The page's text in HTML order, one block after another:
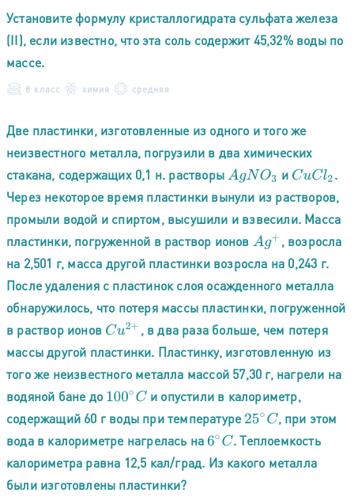
Установите формулу кристаллогидрата сульфата железа
(II), если известно, что эта соль содержит 45,32% воды по
массе.
8 класс химия средняя
Две пластинки, изготовленные из одного и того же
неизвестного металла, погрузили в два химических
стакана, содержащих 0,1 н. растворы AgNO3 и CuCl2
.
Через некоторое время пластинки вынули из растворов,
промыли водой и спиртом, высушили и взвесили. Масса
пластинки, погруженной в раствор ионов Ag+ , возросла
на 2,501 г, масса другой пластинки возросла на 0,243 г.
После удаления с пластинок слоя осажденного металла
обнаружилось, что потеря массы пластинки, погруженной
в раствор ионов Cu2+ , в два раза больше, чем потеря
массы другой пластинки. Пластинку, изготовленную из
того же неизвестного металла массой 57,30 г, нагрели на
водяной бане до 100∘C и опустили в калориметр,
содержащий 60 г воды при температуре25∘C , при этом
вода в калориметре нагрелась на6∘C . Теплоемкость
калориметра равна 12,5 кал/град. Из какого металла
были изготовлены пластинки?